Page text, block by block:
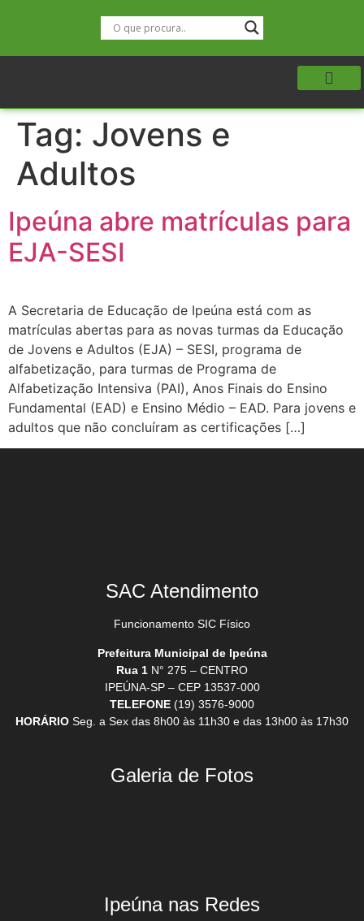
Tag: Jovens e
Adultos
Ipeúna abre matrículas para
EJA-SESI
A Secretaria de Educação de Ipeúna está com as
matrículas abertas para as novas turmas da Educação
de Jovens e Adultos (EJA) – SESI, programa de
alfabetização, para turmas de Programa de
Alfabetização Intensiva (PAI), Anos Finais do Ensino
Fundamental (EAD) e Ensino Médio – EAD. Para jovens e
adultos que não concluíram as certificações […]
SAC Atendimento
Funcionamento SIC Físico
Prefeitura Municipal de Ipeúna
Rua 1 N° 275 – CENTRO
IPEÚNA-SP – CEP 13537-000
TELEFONE (19) 3576-9000
HORÁRIO Seg. a Sex das 8h00 às 11h30 e das 13h00 às 17h30
Galeria de Fotos
Ipeúna nas Redes